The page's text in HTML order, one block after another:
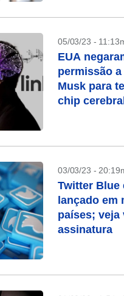
05/03/23 -
EUA
permissão a
Musk para
chip
03/03/23 -
Twitter Blue
lançado em
países; veja
assinatura